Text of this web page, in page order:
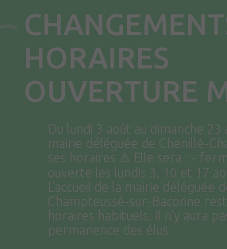
HORAIRES
OUVERTURE
Du lundi 3 août au dimanche 23
mairie déléguée de Chenillé-
ses horaires ⚠ Elle sera : -
ouverte les lundis 3, 10 et 17
L'accueil de la mairie déléguée
Champteussé-sur-Baconne
horaires habituels. Il n'y aura
permanence des élus